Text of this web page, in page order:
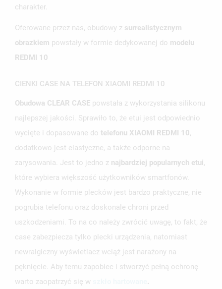
charakter.
Oferowane przez nas, obudowy z surrealistycznym
obrazkiem powstały w formie dedykowanej do modelu
REDMI 10
CIENKI CASE NA TELEFON XIAOMI REDMI 10
Obudowa CLEAR CASE powstała z wykorzystania silikonu
najlepszej jakości. Sprawiło to, że etui jest odpowiednio
wycięte i dopasowane do telefonu XIAOMI REDMI 10,
dodatkowo jest elastyczne, a także odporne na
zarysowania. Jest to jedno z najbardziej popularnych etui,
które wybiera większość użytkowników smartfonów.
Wykonanie w formie plecków jest bardzo praktyczne, nie
pogrubia telefonu oraz doskonale chroni przed
uszkodzeniami. To na co należy zwrócić uwagę, to fakt, że
case zabezpiecza tylko plecki urządzenia, natomiast
newralgiczny wyświetlacz wciąż jest narażony na
pęknięcie. Aby temu zapobiec i stworzyć pełną ochronę
warto zaopatrzyć się w
.
MOJE LISTY ŻYCZEŃ
add_circle_outline UTWÓRZ NOWĄ LISTĘ
UTWÓRZ LISTĘ ŻYCZEŃ
UTWÓRZ LISTĘ ŻYCZEŃ
ZALOGUJ SIĘ
SWOJEJ LIŚCIE ŻYCZEŃ.
ANULUJ ZALOGUJ SIĘ